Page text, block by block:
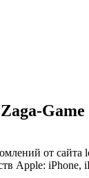
Game
от сайта
Apple: iPhone,